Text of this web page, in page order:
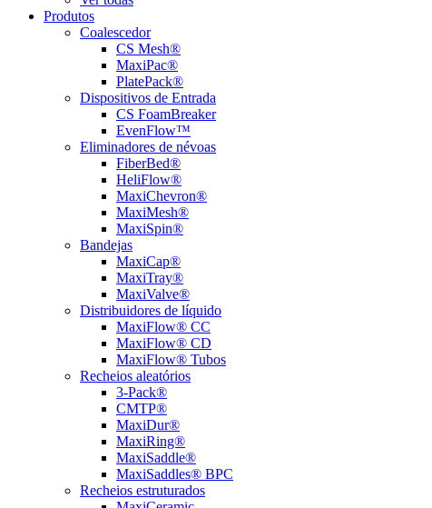
Produtos
Coalescedor
CS Mesh®
MaxiPac®
PlatePack®
Dispositivos de Entrada
CS FoamBreaker
EvenFlow™
Eliminadores de névoas
FiberBed®
HeliFlow®
MaxiChevron®
MaxiMesh®
MaxiSpin®
Bandejas
MaxiCap®
MaxiTray®
MaxiValve®
Distribuidores de líquido
MaxiFlow® CC
MaxiFlow® CD
MaxiFlow® Tubos
Recheios aleatórios
3-Pack®
CMTP®
MaxiDur®
MaxiRing®
MaxiSaddle®
MaxiSaddles® BPC
Recheios estruturados